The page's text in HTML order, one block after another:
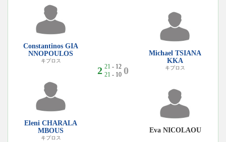
Constantinos GIA
NNOPOULOS
キプロス
Eleni CHARALA
MBOUS
キプロス
2 21 - 12
21 - 10 0
Michael TSIANA
KKA
キプロス
Eva NICOLAOU